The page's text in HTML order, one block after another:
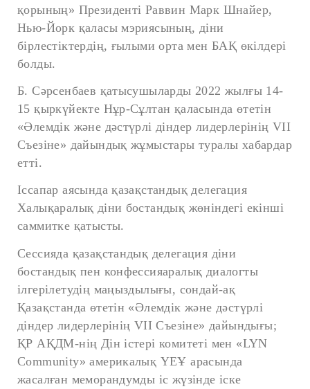
қорының» Президенті Раввин Марк Шнайер,
Нью-Йорк қаласы мэриясының, діни
бірлестіктердің, ғылыми орта мен БАҚ өкілдері
болды.
Б. Сәрсенбаев қатысушыларды 2022 жылғы 14-
15 қыркүйекте Нұр-Сұлтан қаласында өтетін
«Әлемдік және дәстүрлі діндер лидерлерінің VII
Съезіне» дайындық жұмыстары туралы хабардар
етті.
Іссапар аясында қазақстандық делегация
Халықаралық діни бостандық жөніндегі екінші
саммитке қатысты.
Сессияда қазақстандық делегация діни
бостандық пен конфессияаралық диалогты
ілгерілетудің маңыздылығы, сондай-ақ
Қазақстанда өтетін «Әлемдік және дәстүрлі
діндер лидерлерінің VII Съезіне» дайындығы;
ҚР АҚДМ-нің Дін істері комитеті мен «LYN
Community» америкалық ҮЕҰ арасында
жасалған меморандумды іс жүзінде іске